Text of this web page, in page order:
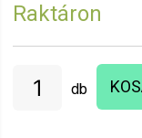
Raktáron
db